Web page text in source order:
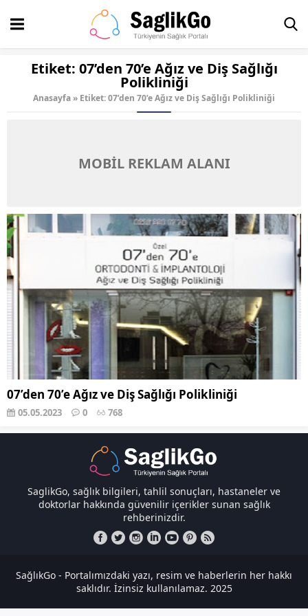
Etiket: 07’den 70’e Ağız ve Diş Sağlığı
Polikliniği
Anasayfa» Etiket: 07’den 70’e Ağız ve Diş Sağlığı Polikliniği
MOBİL REKLAM ALANI
07’den 70’e Ağız ve Diş Sağlığı Polikliniği
05.05.2023 0 768
SaglikGo, sağlık bilgileri, tahlil sonuçları, hastaneler ve
doktorlar hakkında güvenilir içerikler sunan sağlık
rehberinizdir.
SağlıkGo - Portalımızdaki yazı, resim ve haberlerin her hakkı
saklıdır. İzinsiz kullanılamaz. 2025